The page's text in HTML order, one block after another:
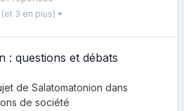
(et 3 en plus)
: questions et débats
de Salatomatonion dans
de société